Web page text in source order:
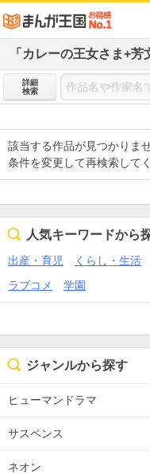
「カレーの王女さま+
詳細
検索
該当する作品が見つかりま
条件を変更して再検索して
人気キーワードから
出産・育児 くらし・生活
ラブコメ
学園
ジャンルから探す
ヒューマンドラマ
サスペンス
ネオン